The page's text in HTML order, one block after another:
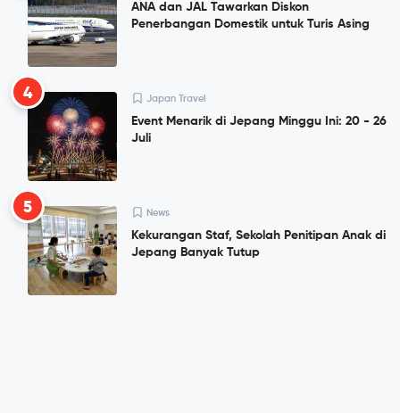
ANA dan JAL Tawarkan Diskon
Penerbangan Domestik untuk Turis Asing
4 Japan Travel
Event Menarik di Jepang Minggu Ini: 20 - 26
Juli
5 News
Kekurangan Staf, Sekolah Penitipan Anak di
Jepang Banyak Tutup